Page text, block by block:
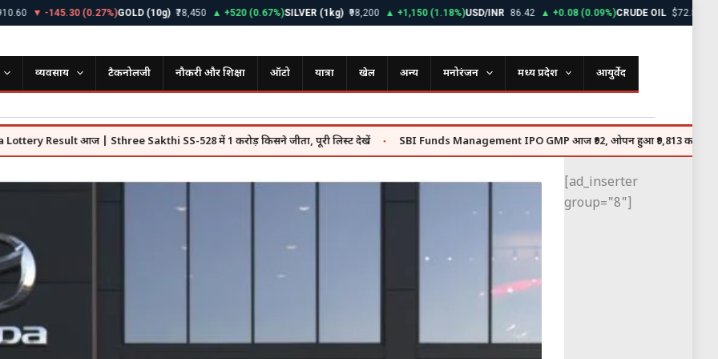
▼ -145.30 (0.27%)GOLD (10g) ₹78,450 ▲ +520 (0.67%)SILVER (1kg) ₹98,200 ▲ +1,150 (1.18%)USD/INR 86.42 ▲ +0.08 (0.09%)CRUDE OIL $72.85 ▼ -0.45
व्यवसाय टैकनोलजी नौकरी और शिक्षा ऑटो यात्रा खेल अन्य मनोरंजन मध्य प्रदेश आयुर्वेद
आज | Sthree Sakthi SS-528 में 1 करोड़ किसने जीता, पूरी लिस्ट देखें ● SBI Funds Management IPO GMP आज ₹92, ओपन हुआ ₹9,813 करोड़ का इश्यू
[ad_inserter
group="8"]